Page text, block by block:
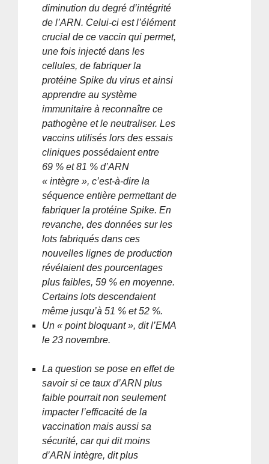
diminution du degré d’intégrité
de l’ARN. Celui-ci est l’élément
crucial de ce vaccin qui permet,
une fois injecté dans les
cellules, de fabriquer la
protéine Spike du virus et ainsi
apprendre au système
immunitaire à reconnaître ce
pathogène et le neutraliser. Les
vaccins utilisés lors des essais
cliniques possédaient entre
69 % et 81 % d’ARN
« intègre », c’est-à-dire la
séquence entière permettant de
fabriquer la protéine Spike. En
revanche, des données sur les
lots fabriqués dans ces
nouvelles lignes de production
révélaient des pourcentages
plus faibles, 59 % en moyenne.
Certains lots descendaient
même jusqu’à 51 % et 52 %.
Un « point bloquant », dit l’EMA
le 23 novembre.
La question se pose en effet de
savoir si ce taux d’ARN plus
faible pourrait non seulement
impacter l’efficacité de la
vaccination mais aussi sa
sécurité, car qui dit moins
d’ARN intègre, dit plus